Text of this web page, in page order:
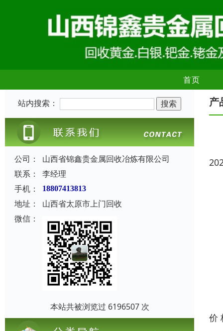
首页
站内搜索：
公司：
山西省锦鑫贵金属回收冶炼有限公司
联系：
李经理
手机：
18807413813
地址：
山西省太原市上门回收
微信：
本站共被浏览过 6196507 次
产
价